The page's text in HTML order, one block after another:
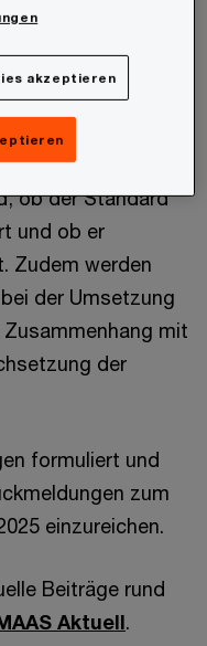
anderen Nutzern
im Prozess des
ob der Standard
und ob er
Zudem werden
der Umsetzung
mit
der
formuliert und
zum
einzureichen.
Beiträge rund
Aktuell.
akzeptieren